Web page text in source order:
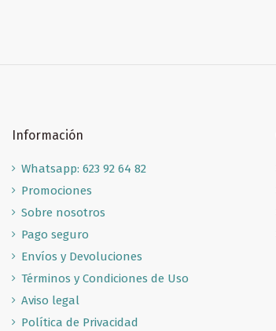
Información
Whatsapp: 623 92 64 82
Promociones
Sobre nosotros
Pago seguro
Envíos y Devoluciones
Términos y Condiciones de Uso
Aviso legal
Política de Privacidad